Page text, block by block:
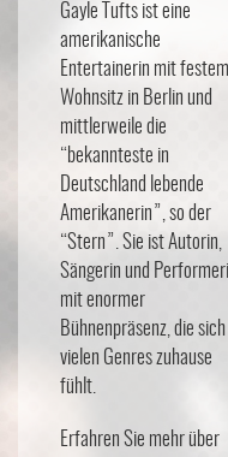
Gayle Tufts ist eine
amerikanische
Entertainerin mit festem
Wohnsitz in Berlin und
mittlerweile die
“bekannteste in
Deutschland lebende
Amerikanerin”, so der
“Stern”. Sie ist Autorin,
Sängerin und
mit enormer
Bühnenpräsenz, die sich
vielen Genres zuhause
fühlt.
Erfahren Sie mehr über